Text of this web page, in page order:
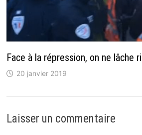
Face à la répression, on ne lâche
20 janvier 2019
Laisser un commentaire